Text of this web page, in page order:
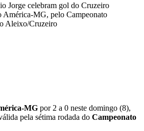
Jorge celebram gol do Cruzeiro
América-MG, pelo Campeonato
Aleixo/Cruzeiro
MG por 2 a 0 neste domingo (8),
pela sétima rodada do Campeonato